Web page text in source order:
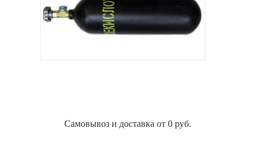
Самовывоз и доставка от 0 руб.